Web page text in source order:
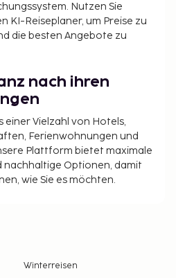
Nutzen Sie
KI-Reiseplaner, um Preise zu
die besten Angebote zu
nach ihren
einer Vielzahl von Hotels,
Ferienwohnungen und
Plattform bietet maximale
nachhaltige Optionen, damit
wie Sie es möchten.
Winterreisen